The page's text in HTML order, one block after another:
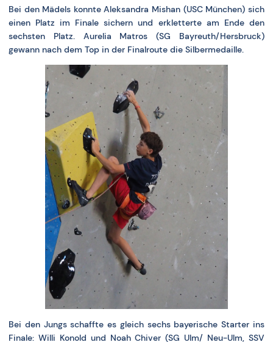
Bei den Mädels konnte Aleksandra Mishan (USC München) sich
einen Platz im Finale sichern und erkletterte am Ende den
sechsten Platz. Aurelia Matros (SG Bayreuth/Hersbruck)
gewann nach dem Top in der Finalroute die Silbermedaille.
Bei den Jungs schaffte es gleich sechs bayerische Starter ins
Finale: Willi Konold und Noah Chiver (SG Ulm/ Neu-Ulm, SSV